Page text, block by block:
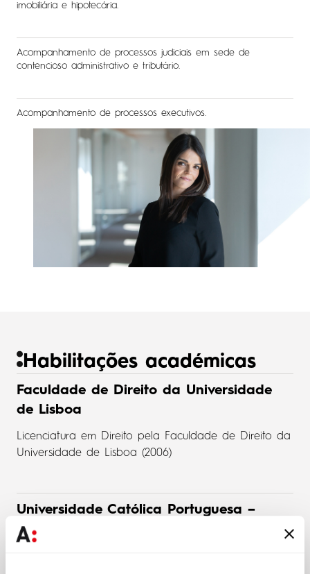
imobiliária e hipotecária.
Acompanhamento de processos judiciais em sede de
contencioso administrativo e tributário.
Acompanhamento de processos executivos.
Habilitações académicas
Faculdade de Direito da Universidade
de Lisboa
Licenciatura em Direito pela Faculdade de Direito da
Universidade de Lisboa (2006)
Universidade Católica Portuguesa –
Faculdade de Direito de Lisboa